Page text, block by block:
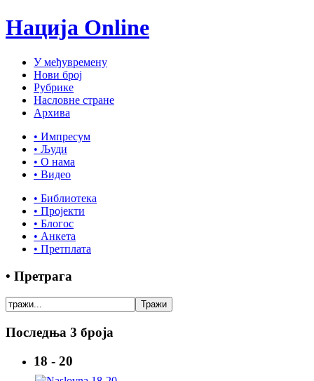
Нација Online
У међувремену
Нови број
Рубрике
Насловне стране
Архива
• Импресум
• Људи
• О нама
• Видео
• Библиотека
• Пројекти
• Блогос
• Анкета
• Претплата
• Претрага
Последња 3 броја
18 - 20